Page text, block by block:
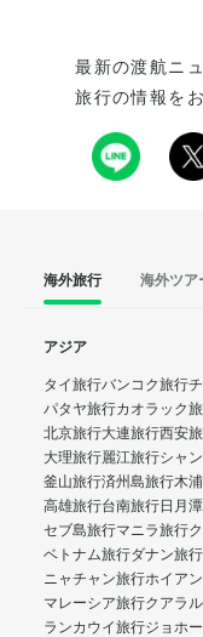
最新の渡航ニ
旅行の情報を
海外旅行 海外ツア
アジア
タイ旅行バンコク旅行
パタヤ旅行カオラック
北京旅行大連旅行西安
大理旅行麗江旅行シャ
釜山旅行済州島旅行木
高雄旅行台南旅行日月
セブ島旅行マニラ旅行
ベトナム旅行ダナン旅行
ニャチャン旅行ホイア
マレーシア旅行クアラ
ランカウイ旅行ジョホ